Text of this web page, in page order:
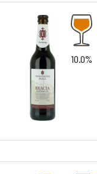
10.0%